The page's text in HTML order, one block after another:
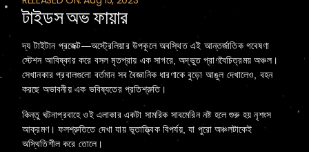
টাইডস অভ ফায়ার
দ্য টাইটান প্রজেক্ট—অস্ট্রেলিয়ার উপকূলে অবস্থিত এই আন্তর্জাতিক গবেষণা
স্টেশন আবিষ্কার করে বসল মৃতপ্রায় এক সাগরে, অদ্ভুত প্রাণবৈচিত্রময় অঞ্চল।
সেখানকার প্রবালগুলো বর্তমান সব বৈজ্ঞানিক ধারণাকে বুড়ো আঙুল দেখালেও, বহন
করছে অভাবনীয় এক ভবিষ্যতের প্রতিশ্রুতি।
কিন্তু ঘটনাপ্রবাহে ওই এলাকার একটা সামরিক সাবমেরিন নষ্ট হলে শুরু হয় নৃশংস
আক্রমণ। ফলশ্রুতিতে দেখা যায় ভূতাত্ত্বিক বিপর্যয়, যা পুরো অঞ্চলটাকেই
অস্থিতিশীল করে তোলে।